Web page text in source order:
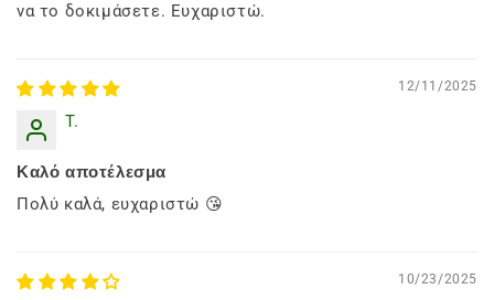
να το δοκιμάσετε. Ευχαριστώ.
12/11/2025
T.
Καλό αποτέλεσμα
Πολύ καλά, ευχαριστώ 😘
10/23/2025